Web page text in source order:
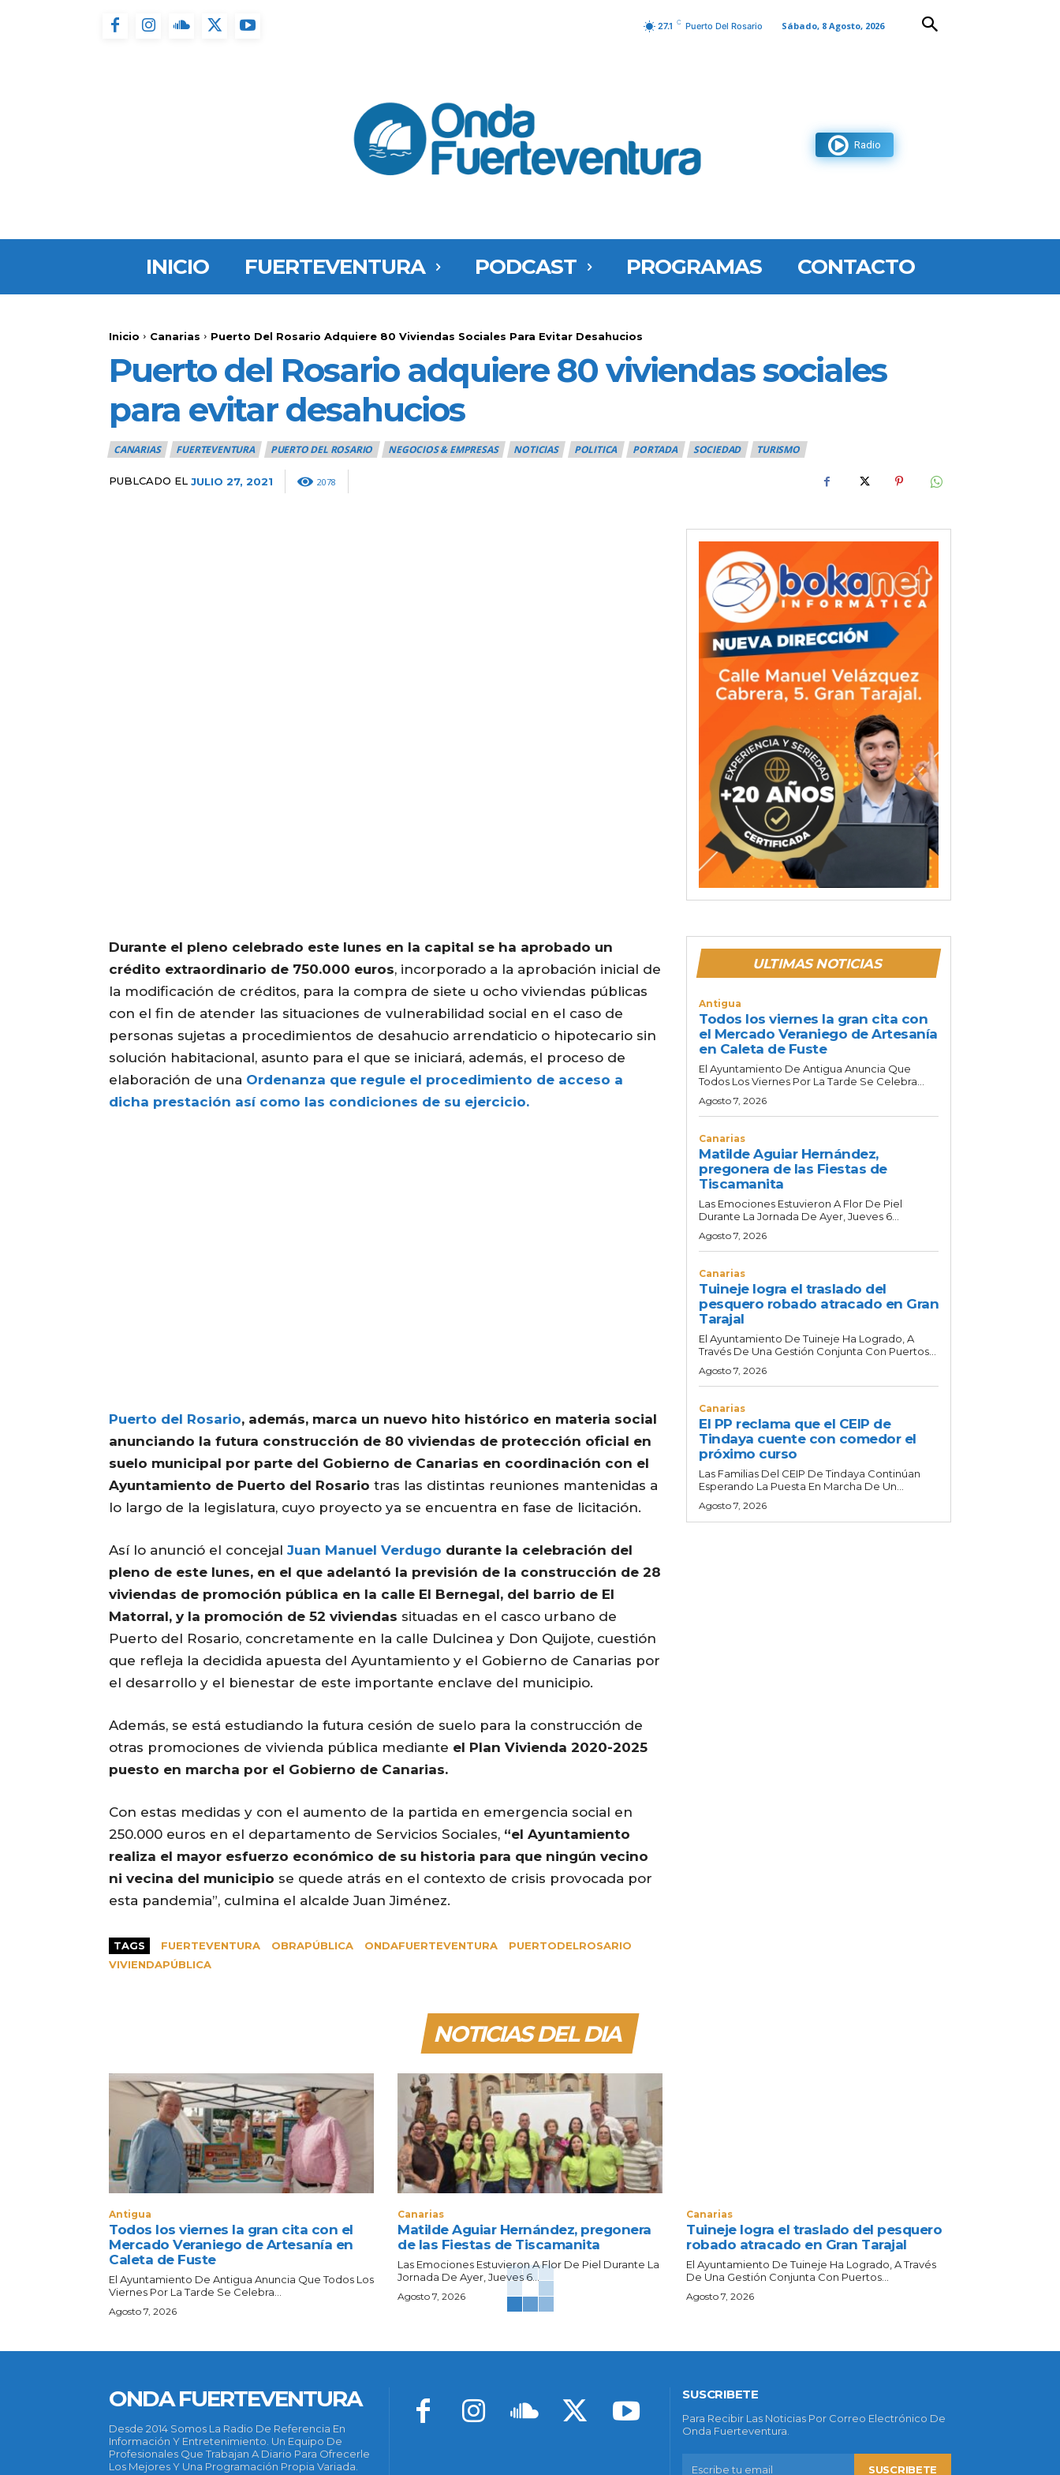
27.1 C Puerto Del Rosario Sábado, 8 Agosto, 2026
Radio
INICIO FUERTEVENTURA PODCAST PROGRAMAS CONTACTO
Inicio Canarias Puerto Del Rosario Adquiere 80 Viviendas Sociales Para Evitar Desahucios
Puerto del Rosario adquiere 80 viviendas sociales
para evitar desahucios
CANARIAS FUERTEVENTURA PUERTO DEL ROSARIO NEGOCIOS & EMPRESAS NOTICIAS POLITICA PORTADA SOCIEDAD TURISMO
PUBLCADO EL JULIO 27, 2021 2078
Durante el pleno celebrado este lunes en la capital se ha aprobado un
crédito extraordinario de 750.000 euros, incorporado a la aprobación inicial de
la modificación de créditos, para la compra de siete u ocho viviendas públicas
con el fin de atender las situaciones de vulnerabilidad social en el caso de
personas sujetas a procedimientos de desahucio arrendaticio o hipotecario sin
solución habitacional, asunto para el que se iniciará, además, el proceso de
elaboración de una Ordenanza que regule el procedimiento de acceso a
dicha prestación así como las condiciones de su ejercicio.
Puerto del Rosario, además, marca un nuevo hito histórico en materia social
anunciando la futura construcción de 80 viviendas de protección oficial en
suelo municipal por parte del Gobierno de Canarias en coordinación con el
Ayuntamiento de Puerto del Rosario tras las distintas reuniones mantenidas a
lo largo de la legislatura, cuyo proyecto ya se encuentra en fase de licitación.
Así lo anunció el concejal Juan Manuel Verdugo durante la celebración del
pleno de este lunes, en el que adelantó la previsión de la construcción de 28
viviendas de promoción pública en la calle El Bernegal, del barrio de El
Matorral, y la promoción de 52 viviendas situadas en el casco urbano de
Puerto del Rosario, concretamente en la calle Dulcinea y Don Quijote, cuestión
que refleja la decidida apuesta del Ayuntamiento y el Gobierno de Canarias por
el desarrollo y el bienestar de este importante enclave del municipio.
Además, se está estudiando la futura cesión de suelo para la construcción de
otras promociones de vivienda pública mediante el Plan Vivienda 2020-2025
puesto en marcha por el Gobierno de Canarias.
Con estas medidas y con el aumento de la partida en emergencia social en
250.000 euros en el departamento de Servicios Sociales, “el Ayuntamiento
realiza el mayor esfuerzo económico de su historia para que ningún vecino
ni vecina del municipio se quede atrás en el contexto de crisis provocada por
esta pandemia”, culmina el alcalde Juan Jiménez.
TAGS FUERTEVENTURA OBRAPÚBLICA ONDAFUERTEVENTURA
PUERTODELROSARIO
VIVIENDAPÚBLICA
ULTIMAS NOTICIAS
Antigua
Todos los viernes la gran cita con
el Mercado Veraniego de Artesanía
en Caleta de Fuste
El Ayuntamiento De Antigua Anuncia Que
Todos Los Viernes Por La Tarde Se Celebra...
Agosto 7, 2026
Canarias
Matilde Aguiar Hernández,
pregonera de las Fiestas de
Tiscamanita
Las Emociones Estuvieron A Flor De Piel
Durante La Jornada De Ayer, Jueves 6...
Agosto 7, 2026
Canarias
Tuineje logra el traslado del
pesquero robado atracado en Gran
Tarajal
El Ayuntamiento De Tuineje Ha Logrado, A
Través De Una Gestión Conjunta Con Puertos...
Agosto 7, 2026
Canarias
El PP reclama que el CEIP de
Tindaya cuente con comedor el
próximo curso
Las Familias Del CEIP De Tindaya Continúan
Esperando La Puesta En Marcha De Un...
Agosto 7, 2026
NOTICIAS DEL DIA
Antigua
Todos los viernes la gran cita con el
Mercado Veraniego de Artesanía en
Caleta de Fuste
El Ayuntamiento De Antigua Anuncia Que Todos Los
Viernes Por La Tarde Se Celebra...
Agosto 7, 2026
Canarias
Matilde Aguiar Hernández, pregonera
de las Fiestas de Tiscamanita
Las Emociones Estuvieron A Flor De Piel Durante La
Jornada De Ayer, Jueves 6...
Agosto 7, 2026
Canarias
Tuineje logra el traslado del pesquero
robado atracado en Gran Tarajal
El Ayuntamiento De Tuineje Ha Logrado, A Través
De Una Gestión Conjunta Con Puertos...
Agosto 7, 2026
ONDA FUERTEVENTURA
Desde 2014 Somos La Radio De Referencia En
Información Y Entretenimiento. Un Equipo De
Profesionales Que Trabajan A Diario Para Ofrecerle
Los Mejores Y Una Programación Propia Variada.
SUSCRIBETE
Para Recibir Las Noticias Por Correo Electrónico De
Onda Fuerteventura.
SUSCRIBETE